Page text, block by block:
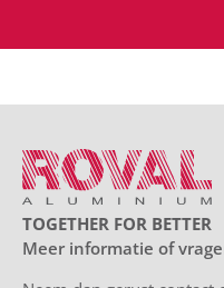
TOGETHER FOR BETTER
Meer informatie of